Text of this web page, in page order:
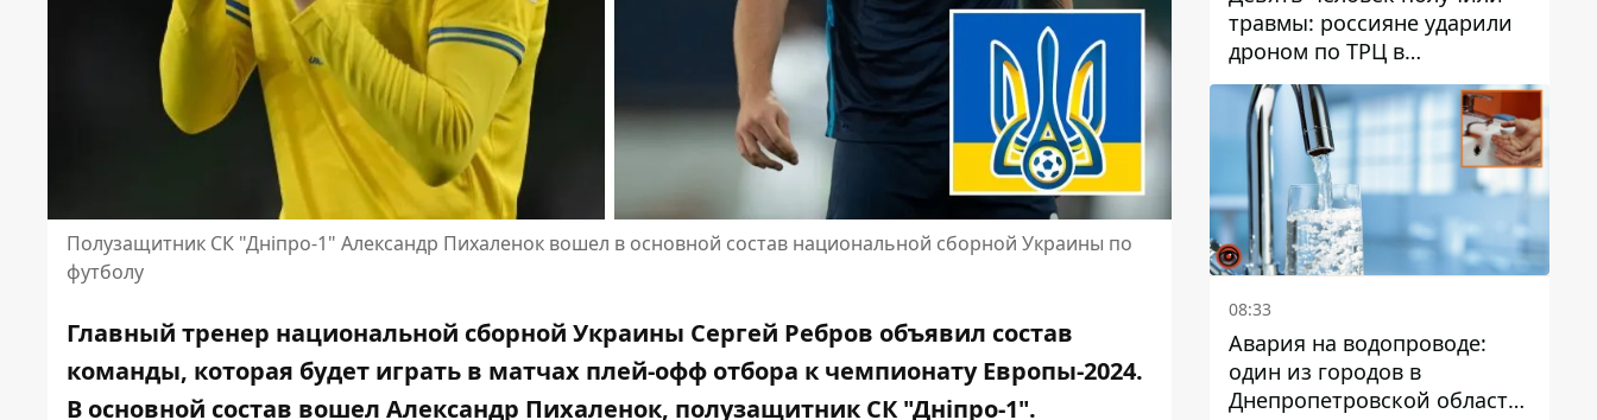
Полузащитник СК "Дніпро-1" Александр Пихаленок вошел в основной состав национальной сборной Украины по
футболу
Главный тренер национальной сборной Украины Сергей Ребров объявил состав
команды, которая будет играть в матчах плей-офф отбора к чемпионату Европы-2024.
В основной состав вошел Александр Пихаленок, полузащитник СК "Дніпро-1".
травмы: россияне ударили
дроном по ТРЦ в
Павлограде, будет ли
работать заведение в
дальнейшем
08:33
Авария на водопроводе:
один из городов в
Днепропетровской области